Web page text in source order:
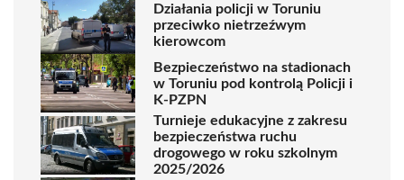
Działania policji w Toruniu
przeciwko nietrzeźwym
kierowcom
Bezpieczeństwo na stadionach
w Toruniu pod kontrolą Policji i
K-PZPN
Turnieje edukacyjne z zakresu
bezpieczeństwa ruchu
drogowego w roku szkolnym
2025/2026